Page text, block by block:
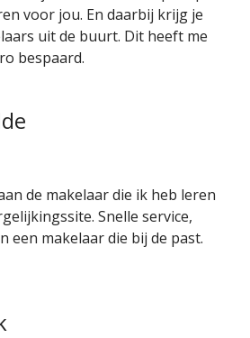
voor jou. En daarbij krijg je
uit de buurt. Dit heeft me
bespaard.
de makelaar die ik heb leren
Snelle service,
een makelaar die bij de past.